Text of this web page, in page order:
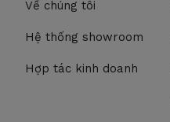
vải Poly
Vải Poplin
Vải Recycled
DANCING AT NIGHT
CHARMING NIGHT
THE EMOTIONS OF
WINTER
Về chúng tôi
Hệ thống showroom
Hợp tác kinh doanh